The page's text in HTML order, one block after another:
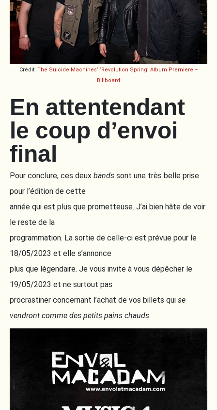
Crédit: The Suicide Machines’ ‘Revolution Spring’ Album Premiere –
Billboard
En attentendant
le coup d’envoi
final
Pour conclure, ces deux bands sont une très belle prise
pour l’édition de cette
année qui est plus que prometteuse. J’ai bien hâte de voir
le reste de la
programmation. La sortie de celle-ci est prévue pour le
18/05/2023 et elle s’annonce
plus que légendaire. Je vous invite à vous dépêcher le
19/05/2023 et ne surtout pas
procrastiner concernant l’achat de vos billets qui se
vendront comme des petits pains chauds.